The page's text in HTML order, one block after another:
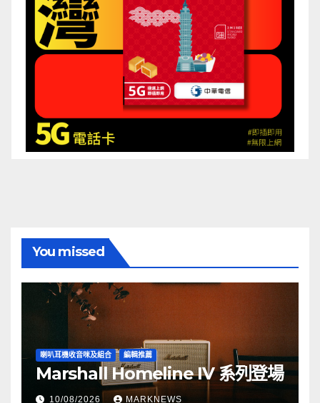
You missed
喇叭耳機收音咪及組合 編輯推薦
Marshall Homeline IV 系列登場
10/08/2026 MARKNEWS